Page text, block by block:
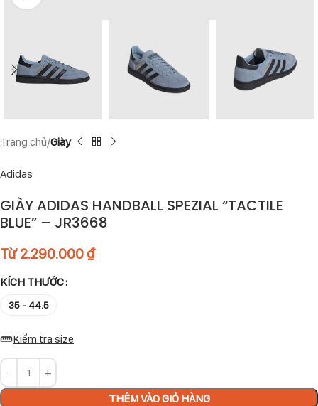
Trang chủ Giày
Adidas
GIÀY ADIDAS HANDBALL SPEZIAL “TACTILE
BLUE” – JR3668
Từ2.290.000 ₫
KÍCH THƯỚC
35 - 44.5
Kiểm tra size
THÊM VÀO GIỎ HÀNG